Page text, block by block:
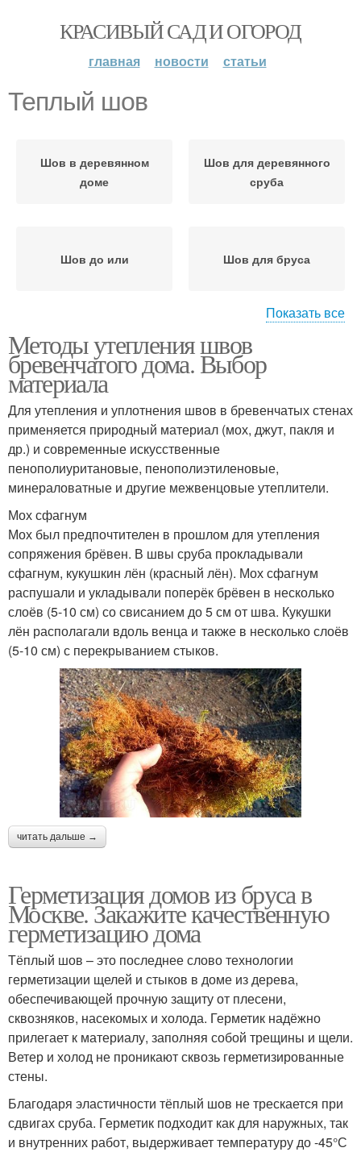
КРАСИВЫЙ САД И ОГОРОД
главная новости статьи
Теплый шов
Шов в деревянном
доме
Шов для деревянного
сруба
Шов до или Шов для бруса
Шов в панельном доме
швов
Шов по низкой Шов под ключ
Цены на теплый шов
Межпанельные швы Шов для бани
Шнур для теплого шва Шов для сруба
Швы в деревянном
доме
Герметик для швов
Швы между бревнами
доме
Теплые швы
Герметик для теплого
шва
Показать все
Методы утепления швов
бревенчатого дома. Выбор
материала
Для утепления и уплотнения швов в бревенчатых стенах
применяется природный материал (мох, джут, пакля и
др.) и современные искусственные
пенополиуритановые, пенополиэтиленовые,
минераловатные и другие межвенцовые утеплители.
Мох сфагнум
Мох был предпочтителен в прошлом для утепления
сопряжения брёвен. В швы сруба прокладывали
сфагнум, кукушкин лён (красный лён). Мох сфагнум
распушали и укладывали поперёк брёвен в несколько
слоёв (5-10 см) со свисанием до 5 см от шва. Кукушки
лён располагали вдоль венца и также в несколько слоёв
(5-10 см) с перекрыванием стыков.
читать дальше →
Герметизация домов из бруса в
Москве. Закажите качественную
герметизацию дома
Тёплый шов – это последнее слово технологии
герметизации щелей и стыков в доме из дерева,
обеспечивающей прочную защиту от плесени,
сквозняков, насекомых и холода. Герметик надёжно
прилегает к материалу, заполняя собой трещины и щели.
Ветер и холод не проникают сквозь герметизированные
стены.
Благодаря эластичности тёплый шов не трескается при
сдвигах сруба. Герметик подходит как для наружных, так
и внутренних работ, выдерживает температуру до -45°С